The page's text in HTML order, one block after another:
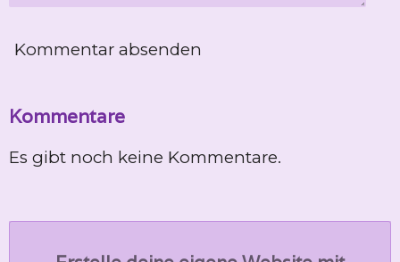
Kommentar absenden
Kommentare
Es gibt noch keine Kommentare.